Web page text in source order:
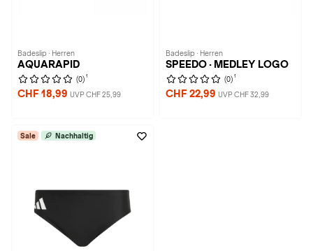
Badeslip · Herren
AQUARAPID
(0) 1
CHF 18,99 UVP CHF 25,99
Badeslip · Herren
SPEEDO · MEDLEY LOGO
(0) 1
CHF 22,99 UVP CHF 32,99
Sale Nachhaltig